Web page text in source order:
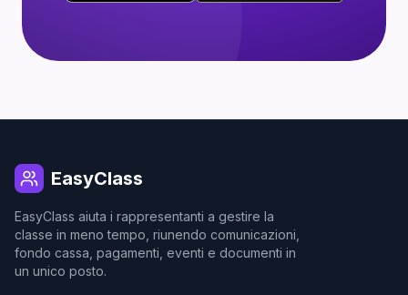
EasyClass
EasyClass aiuta i rappresentanti a gestire la
classe in meno tempo, riunendo comunicazioni,
fondo cassa, pagamenti, eventi e documenti in
un unico posto.